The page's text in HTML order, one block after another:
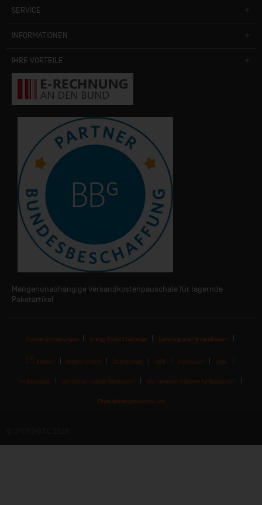
SERVICE
INFORMATIONEN
IHRE VORTEILE
Mengenunabhängige Versandkostenpauschale für lagernde
Paketartikel
Cookie-Einstellungen Energy Boost Challenge Lieferung und Versandkosten
Kontakt Widerrufsrecht Datenschutz AGB Impressum Jobs
I'm Sportastic Wie lebt es sich bei Sportastic? Was bedeutet Arbeiten für Sportastic?
Finde deinen passenden Job